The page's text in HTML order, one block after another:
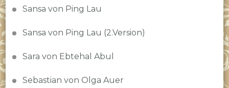
Sansa von Ping Lau
Sansa von Ping Lau (2.Version)
Sara von Ebtehal Abul
Sebastian von Olga Auer